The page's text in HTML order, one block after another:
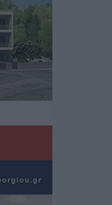
900